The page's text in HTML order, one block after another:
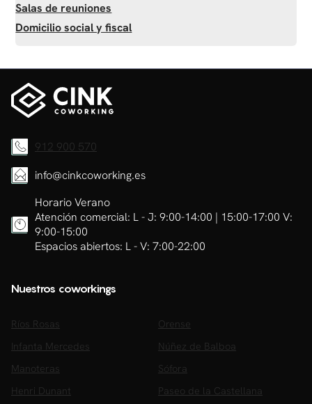
Salas de reuniones
Domicilio social y fiscal
912 900 570
info@cinkcoworking.es
Horario Verano
Atención comercial: L - J: 9:00-14:00 | 15:00-17:00 V:
9:00-15:00
Espacios abiertos: L - V: 7:00-22:00
Nuestros coworkings
Ríos Rosas
Orense
Infanta Mercedes
Núñez de Balboa
Manoteras
Sófora
Henri Dunant
Paseo de la Castellana